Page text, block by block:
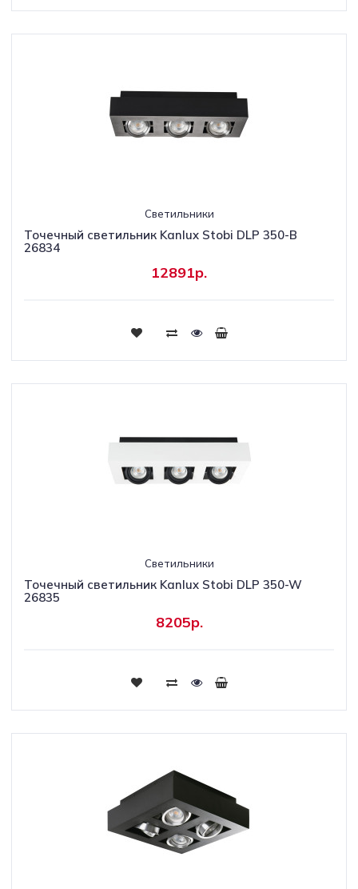
Светильники
Точечный светильник Kanlux Stobi DLP 350-B
26834
12891р.
Светильники
Точечный светильник Kanlux Stobi DLP 350-W
26835
8205р.